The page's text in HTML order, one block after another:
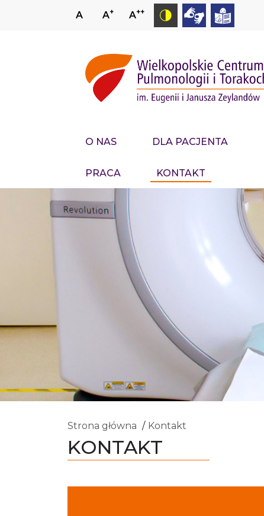
A A+ A++
O NAS DLA PACJENTA
PRACA KONTAKT
Strona główna Kontakt
KONTAKT